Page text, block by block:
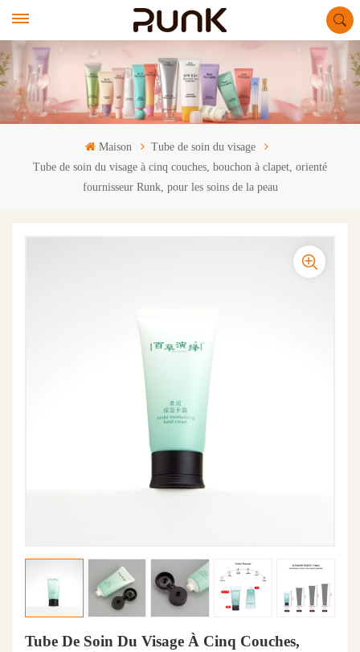
Maison
Tube de soin du visage
Tube de soin du visage à cinq couches, bouchon à clapet, orienté
fournisseur Runk, pour les soins de la peau
Tube De Soin Du Visage À Cinq Couches,